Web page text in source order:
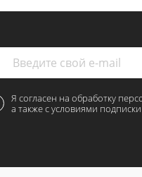
Я согласен на обработку
а также с условиями подписки